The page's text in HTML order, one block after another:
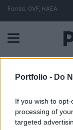
Portfolio - Do
If you wish to
processing of
targeted
Forrás: OVF, HAEA
ELŐFIZETŐI